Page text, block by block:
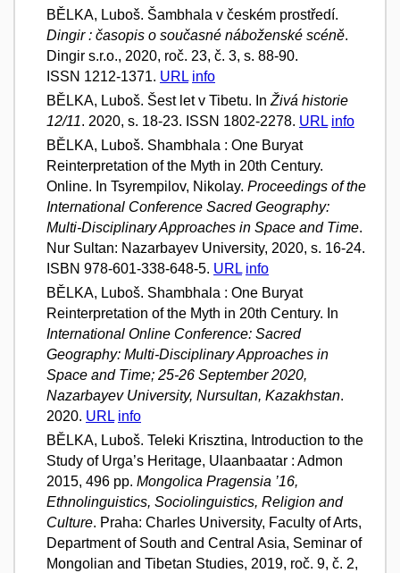
BĚLKA, Luboš. Šambhala v českém prostředí.
Dingir : časopis o současné náboženské scéně.
Dingir s.r.o., 2020, roč. 23, č. 3, s. 88-90.
ISSN 1212-1371. URL info
BĚLKA, Luboš. Šest let v Tibetu. In Živá historie
12/11. 2020, s. 18-23. ISSN 1802-2278. URL info
BĚLKA, Luboš. Shambhala : One Buryat
Reinterpretation of the Myth in 20th Century.
Online. In Tsyrempilov, Nikolay. Proceedings of the
International Conference Sacred Geography:
Multi-Disciplinary Approaches in Space and Time.
Nur Sultan: Nazarbayev University, 2020, s. 16-24.
ISBN 978-601-338-648-5. URL info
BĚLKA, Luboš. Shambhala : One Buryat
Reinterpretation of the Myth in 20th Century. In
International Online Conference: Sacred
Geography: Multi-Disciplinary Approaches in
Space and Time; 25-26 September 2020,
Nazarbayev University, Nursultan, Kazakhstan.
2020. URL info
BĚLKA, Luboš. Teleki Krisztina, Introduction to the
Study of Urga’s Heritage, Ulaanbaatar : Admon
2015, 496 pp. Mongolica Pragensia ’16,
Ethnolinguistics, Sociolinguistics, Religion and
Culture. Praha: Charles University, Faculty of Arts,
Department of South and Central Asia, Seminar of
Mongolian and Tibetan Studies, 2019, roč. 9, č. 2,